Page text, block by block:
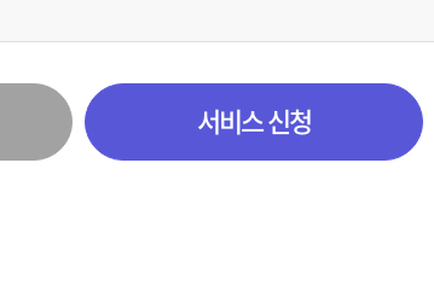
서비스 신청